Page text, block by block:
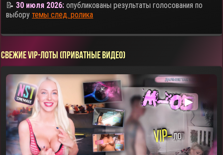
📝30 июля 2026: опубликованы результаты голосования по
выборутемы след. ролика
СВЕЖИЕ VIP-ЛОТЫ (ПРИВАТНЫЕ ВИДЕО)
▶